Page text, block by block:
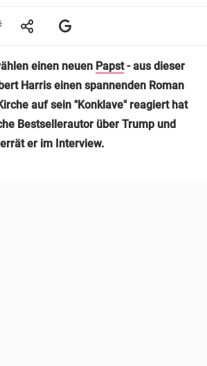
einen neuen Papst- aus dieser
Harris einen spannenden Roman
auf sein "Konklave" reagiert hat
Bestsellerautor über Trump und
er im Interview.